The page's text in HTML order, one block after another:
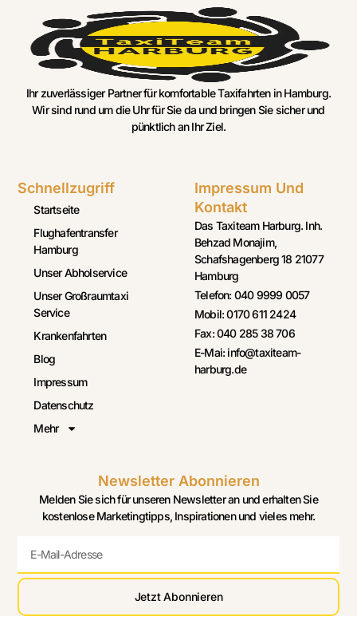
Ihr zuverlässiger Partner für komfortable Taxifahrten in Hamburg.
Wir sind rund um die Uhr für Sie da und bringen Sie sicher und
pünktlich an Ihr Ziel.
Schnellzugriff
Startseite
Flughafentransfer
Hamburg
Unser Abholservice
Unser Großraumtaxi
Service
Krankenfahrten
Blog
Impressum
Datenschutz
Mehr
Impressum Und
Kontakt
Das Taxiteam Harburg. Inh.
Behzad Monajim,
Schafshagenberg 18 21077
Hamburg
Telefon: 040 9999 0057
Mobil: 0170 611 2424
Fax: 040 285 38 706
E-Mai: info@taxiteam-
harburg.de
Newsletter Abonnieren
Melden Sie sich für unseren Newsletter an und erhalten Sie
kostenlose Marketingtipps, Inspirationen und vieles mehr.
Jetzt Abonnieren